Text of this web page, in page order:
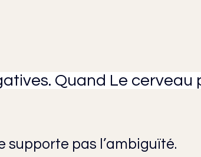
Quand Le cerveau
supporte pas l’ambiguïté.